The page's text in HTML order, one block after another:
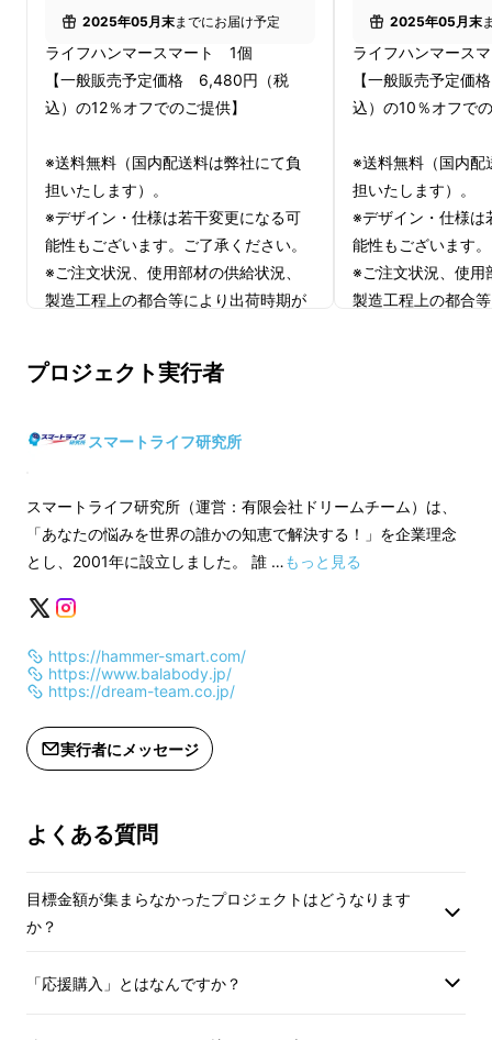
切って脱出に備えます
2025年05月末までにお届け予定
ライフハンマースマート 1個
【一般販売予定価格 6,480円（税
込）の12％オフでのご提供】
※送料無料（国内配送料は弊社にて負
担いたします）。
※デザイン・仕様は若干変更になる可
能性もございます。ご了承ください。
※ご注文状況、使用部材の供給状況、
製造工程上の都合等により出荷時期が
ん。
2025年05月末
ライフハンマース
【一般販売予定
込）の10％オフで
※送料無料（国内配
担いたします）。
※デザイン・仕様は
能性もございます
※ご注文状況、使用
製造工程上の都合
プロジェクト実行者
スマートライフ研究所
スマートライフ研究所（運営：有限会社ドリームチーム）は、
「あなたの悩みを世界の誰かの知恵で解決する！」を企業理念
とし、2001年に設立しました。 誰 …もっと見る
https://hammer-smart.com/
https://www.balabody.jp/
https://dream-team.co.jp/
実行者にメッセージ
よくある質問
目標金額が集まらなかったプロジェクトはどうなります
か？
「応援購入」とはなんですか？